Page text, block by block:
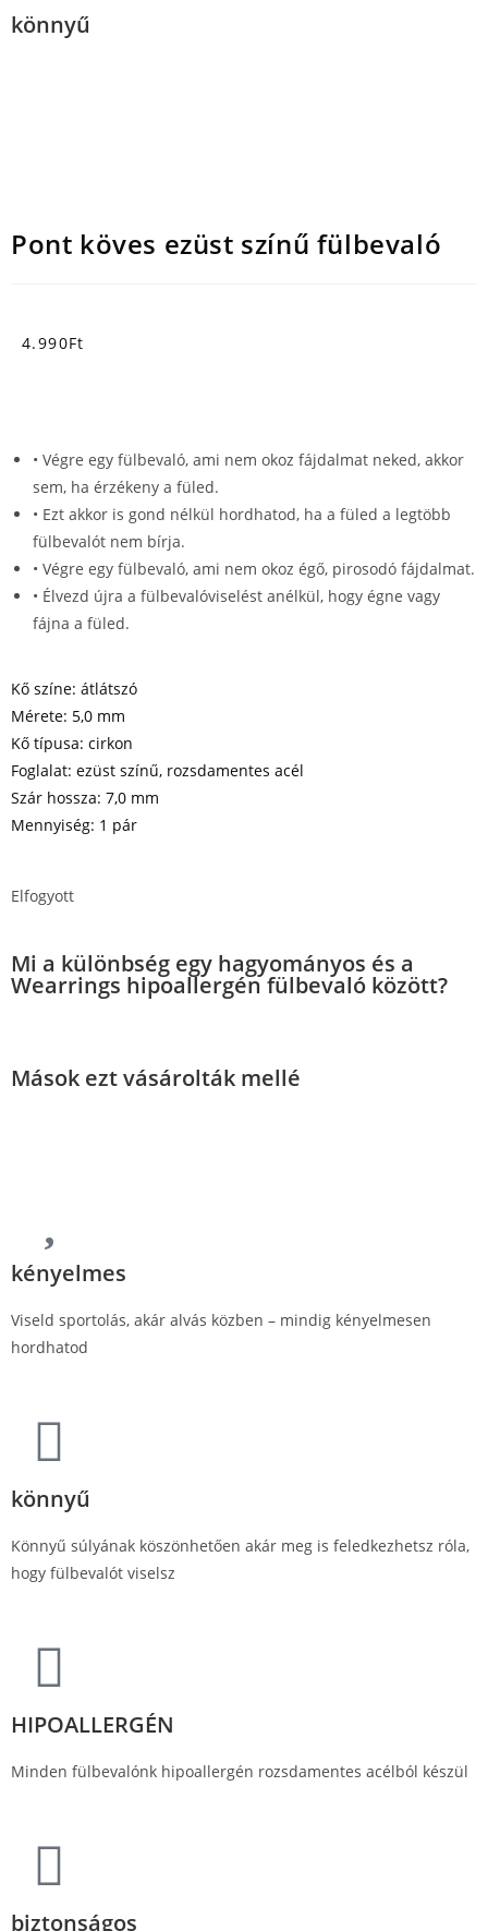
könnyű
Pont köves ezüst színű fülbevaló
4.990Ft
• Végre egy fülbevaló, ami nem okoz fájdalmat neked, akkor
sem, ha érzékeny a füled.
• Ezt akkor is gond nélkül hordhatod, ha a füled a legtöbb
fülbevalót nem bírja.
• Végre egy fülbevaló, ami nem okoz égő, pirosodó fájdalmat.
• Élvezd újra a fülbevalóviselést anélkül, hogy égne vagy
fájna a füled.
Kő színe: átlátszó
Mérete: 5,0 mm
Kő típusa: cirkon
Foglalat: ezüst színű, rozsdamentes acél
Szár hossza: 7,0 mm
Mennyiség: 1 pár
Elfogyott
Mi a különbség egy hagyományos és a
Wearrings hipoallergén fülbevaló között?
Mások ezt vásárolták mellé
kényelmes
Viseld sportolás, akár alvás közben – mindig kényelmesen
hordhatod
könnyű
Könnyű súlyának köszönhetően akár meg is feledkezhetsz róla,
hogy fülbevalót viselsz
HIPOALLERGÉN
Minden fülbevalónk hipoallergén rozsdamentes acélból készül
biztonságos